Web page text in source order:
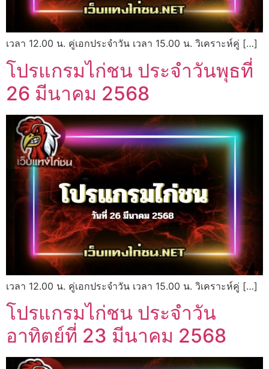
เวลา 12.00 น. คู่เอกประจำวัน เวลา 15.00 น. วิเคราะห์คู่ […]
โปรแกรมไก่ชน ประจำวันพุธที่
26 มีนาคม 2568
เวลา 12.00 น. คู่เอกประจำวัน เวลา 15.00 น. วิเคราะห์คู่ […]
โปรแกรมไก่ชน ประจำวัน
อาทิตย์ที่ 23 มีนาคม 2568